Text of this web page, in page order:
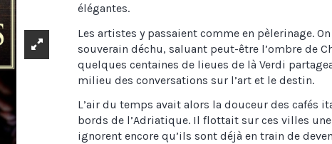
élégantes.
Les artistes y passaient comme en pèlerinage.
souverain déchu, saluant peut-être l’ombre de
quelques centaines de lieues de là Verdi
milieu des conversations sur l’art et le destin.
L’air du temps avait alors la douceur des cafés
bords de l’Adriatique. Il flottait sur ces villes
ignorent encore qu’ils sont déjà en train de